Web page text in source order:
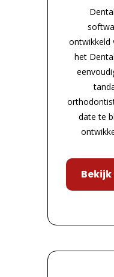
ontwikkeld
het
date te